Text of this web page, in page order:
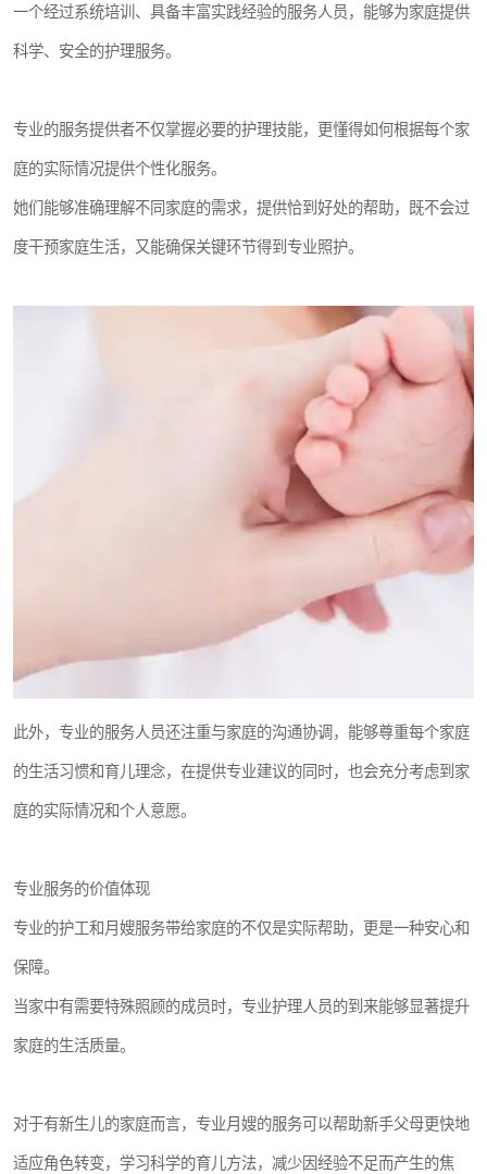
一个经过系统培训、具备丰富实践经验的服务人员，能够为家庭提供
科学、安全的护理服务。
专业的服务提供者不仅掌握必要的护理技能，更懂得如何根据每个家
庭的实际情况提供个性化服务。
她们能够准确理解不同家庭的需求，提供恰到好处的帮助，既不会过
度干预家庭生活，又能确保关键环节得到专业照护。
此外，专业的服务人员还注重与家庭的沟通协调，能够尊重每个家庭
的生活习惯和育儿理念，在提供专业建议的同时，也会充分考虑到家
庭的实际情况和个人意愿。
专业服务的价值体现
专业的护工和月嫂服务带给家庭的不仅是实际帮助，更是一种安心和
保障。
当家中有需要特殊照顾的成员时，专业护理人员的到来能够显著提升
家庭的生活质量。
对于有新生儿的家庭而言，专业月嫂的服务可以帮助新手父母更快地
适应角色转变，学习科学的育儿方法，减少因经验不足而产生的焦